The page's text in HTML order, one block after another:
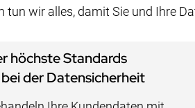
wir alles, damit Sie und Ihre
höchste Standards
der Datensicherheit